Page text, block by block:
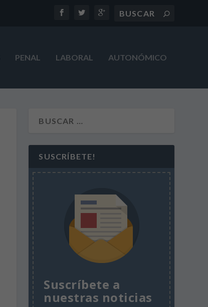
PENAL LABORAL AUTONÓMICO
SUSCRÍBETE!
Suscríbete a
nuestras noticias